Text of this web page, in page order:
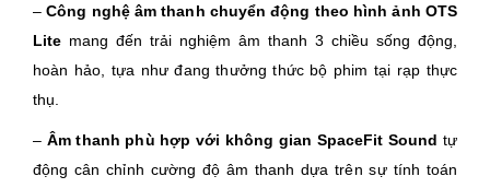
–Công nghệ âm thanh chuyển động theo hình ảnh OTS
Lite mang đến trải nghiệm âm thanh 3 chiều sống động,
hoàn hảo, tựa như đang thưởng thức bộ phim tại rạp thực
thụ.
– Âm thanh phù hợp với không gian SpaceFit Sound tự
động cân chỉnh cường độ âm thanh dựa trên sự tính toán